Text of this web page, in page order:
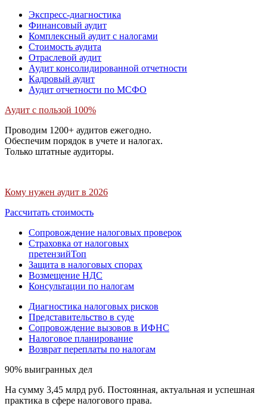
Экспресс-диагностика
Финансовый аудит
Комплексный аудит с налогами
Стоимость аудита
Отраслевой аудит
Аудит консолидированной отчетности
Кадровый аудит
Аудит отчетности по МСФО
Аудит с пользой 100%
Проводим 1200+ аудитов ежегодно.
Обеспечим порядок в учете и налогах.
Только штатные аудиторы.
Кому нужен аудит в 2026
Рассчитать стоимость
Сопровождение налоговых проверок
Страховка от налоговых
претензийТоп
Защита в налоговых спорах
Возмещение НДС
Консультации по налогам
Диагностика налоговых рисков
Представительство в суде
Сопровождение вызовов в ИФНС
Налоговое планирование
Возврат переплаты по налогам
90% выигранных дел
На сумму 3,45 млрд руб. Постоянная, актуальная и успешная
практика в сфере налогового права.